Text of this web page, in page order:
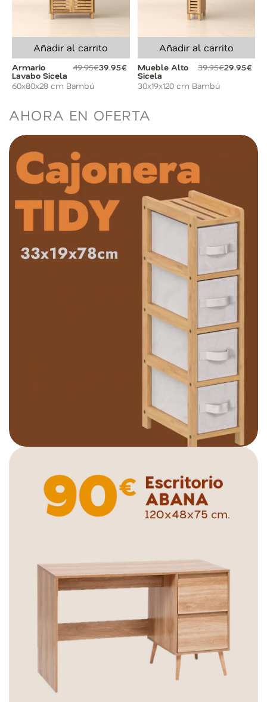
Añadir al carrito
Armario
Lavabo Sicela
49.95€39.95€
60x80x28 cm Bambú
Añadir al carrito
Mueble Alto
Sicela
39.95€29.95€
30x19x120 cm Bambú
AHORA EN OFERTA